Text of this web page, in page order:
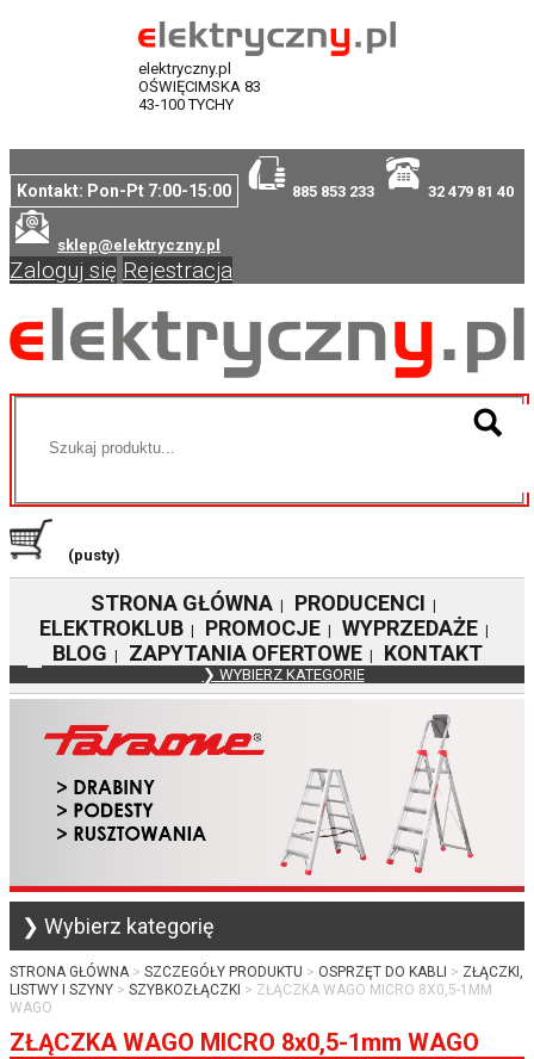
elektryczny.pl
OŚWIĘCIMSKA 83
43-100 TYCHY
Kontakt: Pon-Pt 7:00-15:00 885 853 233 32 479 81 40
sklep@elektryczny.pl
Zaloguj się Rejestracja
(pusty)
STRONA GŁÓWNA PRODUCENCI
ELEKTROKLUB| PROMOCJE| WYPRZEDAŻE|
BLOG ZAPYTANIA OFERTOWE| KONTAKT
❯ WYBIERZ KATEGORIE
❯ Wybierz kategorię
STRONA GŁÓWNA SZCZEGÓŁY PRODUKTU OSPRZĘT DO KABLI
ZŁĄCZKI,
LISTWY I SZYNY
SZYBKOZŁĄCZKI
ZŁĄCZKA WAGO MICRO 8X0,5-1MM
WAGO
ZŁĄCZKA WAGO MICRO 8x0,5-1mm WAGO